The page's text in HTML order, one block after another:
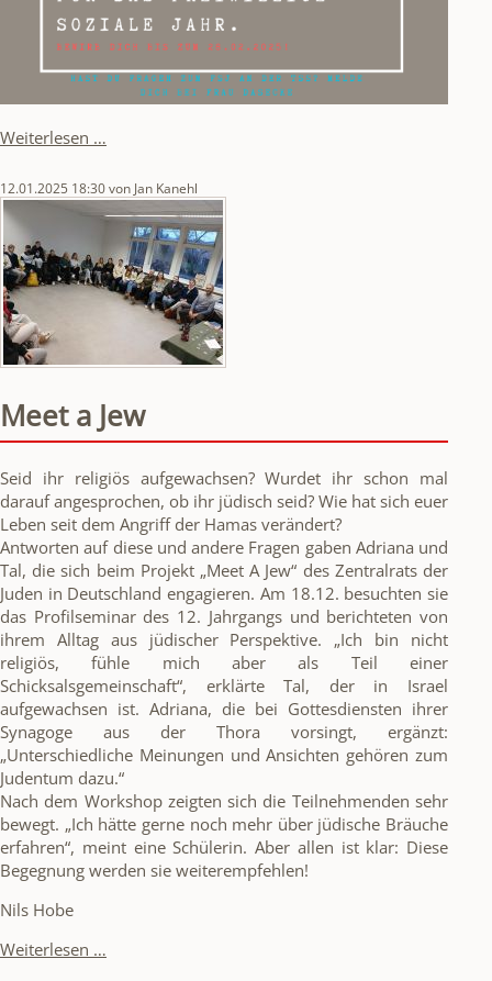
Weiterlesen …
an
der
TSS
12.01.2025 18:30von Jan Kanehl
Meet a Jew
Seid ihr religiös aufgewachsen? Wurdet ihr schon mal
darauf angesprochen, ob ihr jüdisch seid? Wie hat sich euer
Leben seit dem Angriff der Hamas verändert?
Antworten auf diese und andere Fragen gaben Adriana und
Tal, die sich beim Projekt „Meet A Jew“ des Zentralrats der
Juden in Deutschland engagieren. Am 18.12. besuchten sie
das Profilseminar des 12. Jahrgangs und berichteten von
ihrem Alltag aus jüdischer Perspektive. „Ich bin nicht
religiös, fühle mich aber als Teil einer
Schicksalsgemeinschaft“, erklärte Tal, der in Israel
aufgewachsen ist. Adriana, die bei Gottesdiensten ihrer
Synagoge aus der Thora vorsingt, ergänzt:
„Unterschiedliche Meinungen und Ansichten gehören zum
Judentum dazu.“
Nach dem Workshop zeigten sich die Teilnehmenden sehr
bewegt. „Ich hätte gerne noch mehr über jüdische Bräuche
erfahren“, meint eine Schülerin. Aber allen ist klar: Diese
Begegnung werden sie weiterempfehlen!
Nils Hobe
Weiterlesen …